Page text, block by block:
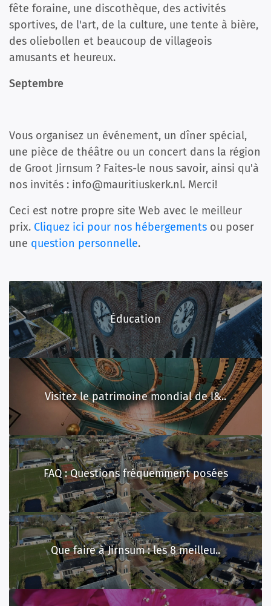
fête foraine, une discothèque, des activités
sportives, de l'art, de la culture, une tente à bière,
des oliebollen et beaucoup de villageois
amusants et heureux.
Septembre
Vous organisez un événement, un dîner spécial,
une pièce de théâtre ou un concert dans la région
de Groot Jirnsum ? Faites-le nous savoir, ainsi qu'à
nos invités : info@mauritiuskerk.nl. Merci!
Ceci est notre propre site Web avec le meilleur
prix. Cliquez ici pour nos hébergements ou poser
une question personnelle.
Que faire à Jirnsum : les 8 meilleu..
Éducation
Visitez le patrimoine mondial de l&..
FAQ : Questions fréquemment posées